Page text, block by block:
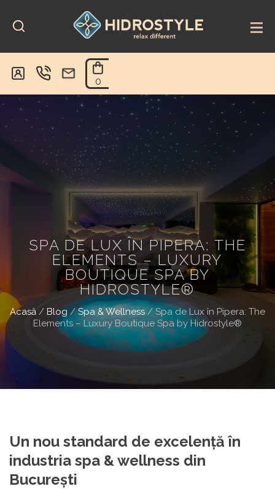
content
0
SPA DE LUX ÎN PIPERA: THE
ELEMENTS – LUXURY
BOUTIQUE SPA BY
HIDROSTYLE®
Acasă / Blog/Spa & Wellness/Spa de Lux în Pipera: The
Elements – Luxury Boutique Spa by Hidrostyle®
Un nou standard de excelență în
industria spa & wellness din
București